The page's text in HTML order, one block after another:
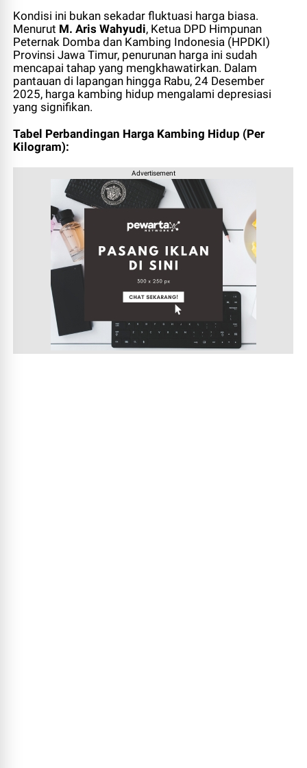
Kondisi ini bukan sekadar fluktuasi harga biasa.
Menurut M. Aris Wahyudi, Ketua DPD Himpunan
Peternak Domba dan Kambing Indonesia (HPDKI)
Provinsi Jawa Timur, penurunan harga ini sudah
mencapai tahap yang mengkhawatirkan. Dalam
pantauan di lapangan hingga Rabu, 24 Desember
2025, harga kambing hidup mengalami depresiasi
yang signifikan.
Tabel Perbandingan Harga Kambing Hidup (Per
Kilogram):
Advertisement